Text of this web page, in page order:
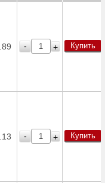
- + Купить
- + Купить